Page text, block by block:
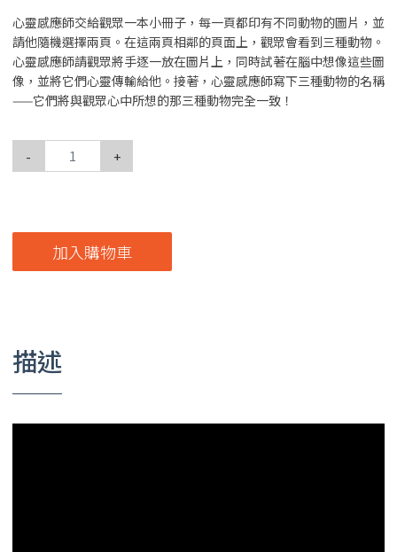
心靈感應師交給觀眾一本小冊子，每一頁都印有不同動物的圖片，並
請他隨機選擇兩頁。在這兩頁相鄰的頁面上，觀眾會看到三種動物。
心靈感應師請觀眾將手逐一放在圖片上，同時試著在腦中想像這些圖
像，並將它們心靈傳輸給他。接著，心靈感應師寫下三種動物的名稱
——它們將與觀眾心中所想的那三種動物完全一致！
- +
加入購物車
描述